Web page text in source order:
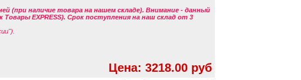
(при наличие товара на нашем складе). Внимание - данный
EXPRESS). Срок поступления на наш склад от 3
Цена: 3218.00 руб